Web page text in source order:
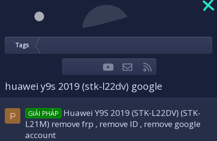
Tags
FacebookTwitteryoutubeLiên hệ
huawei y9s 2019 (stk-l22dv) google
P GIẢI PHÁP
Huawei Y9S 2019 (STK-L22DV) (STK-
L21M) remove frp , remove ID , remove google
account